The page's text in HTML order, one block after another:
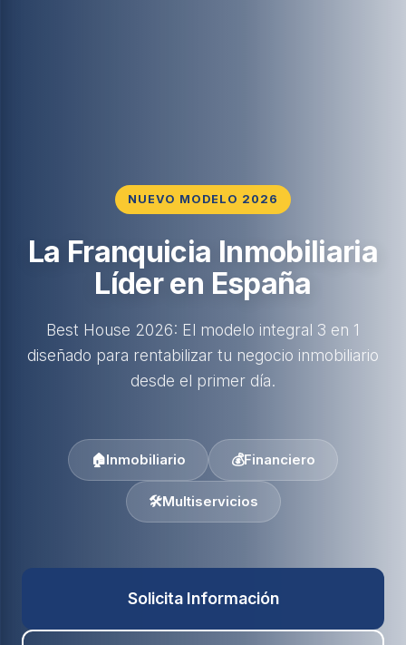
NUEVO MODELO 2026
La Franquicia Inmobiliaria
Líder en España
Best House 2026: El modelo integral 3 en 1
diseñado para rentabilizar tu negocio inmobiliario
desde el primer día.
🏠Inmobiliario 💰Financiero
🛠️Multiservicios
Solicita Información